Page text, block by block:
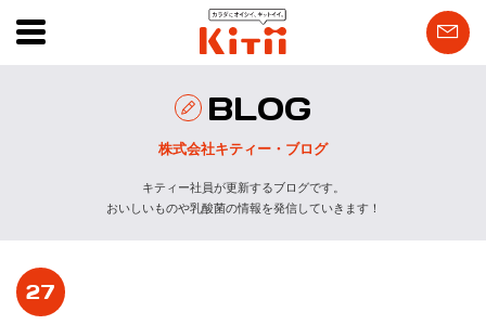
BLOG
株式会社キティー・ブログ
キティー社員が更新するブログです。
おいしいものや乳酸菌の情報を発信していきます！
27